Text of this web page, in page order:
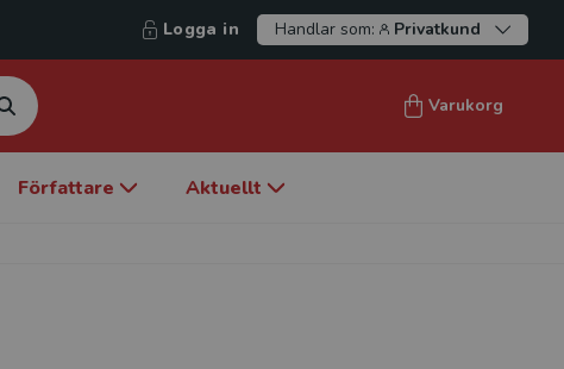
Logga in Handlar som: Privatkund
Varukorg
Författare Aktuellt